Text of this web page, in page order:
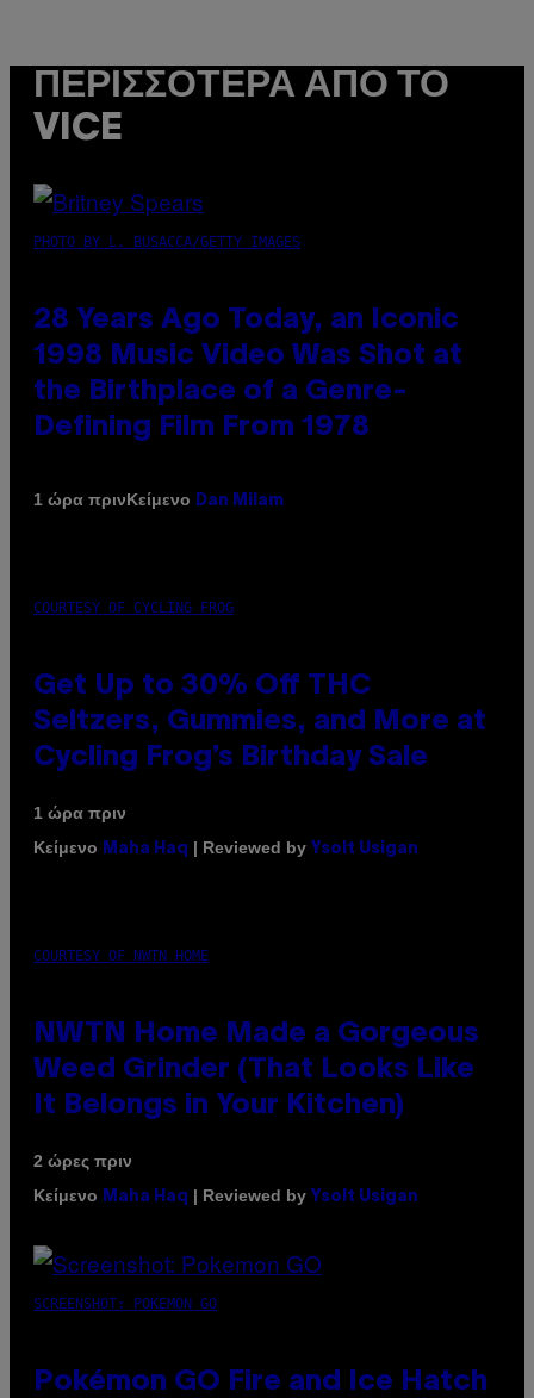
ΠΕΡΙΣΣΌΤΕΡΑ ΑΠΌ ΤΟ
VICE
PHOTO BY L. BUSACCA/GETTY IMAGES
28 Years Ago Today, an Iconic
1998 Music Video Was Shot at
the Birthplace of a Genre-
Defining Film From 1978
1 ώρα πρινΚείμενο Dan Milam
COURTESY OF CYCLING FROG
Get Up to 30% Off THC
Seltzers, Gummies, and More at
Cycling Frog’s Birthday Sale
1 ώρα πριν
Κείμενο
Maha Haq | Reviewed by Ysolt Usigan
COURTESY OF NWTN HOME
NWTN Home Made a Gorgeous
Weed Grinder (That Looks Like
It Belongs in Your Kitchen)
2 ώρες πριν
Κείμενο
Maha Haq | Reviewed by Ysolt Usigan
SCREENSHOT: POKEMON GO
Pokémon GO Fire and Ice Hatch